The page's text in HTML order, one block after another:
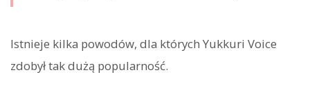
Istnieje kilka powodów, dla których Yukkuri Voice
zdobył tak dużą popularność.